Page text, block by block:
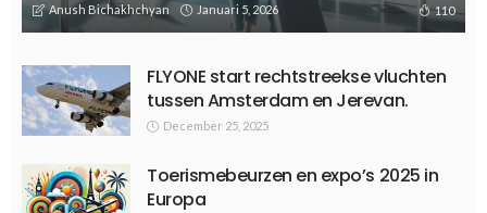
Anush Bichakhchyan Januari 5, 2026 110
FLYONE start rechtstreekse vluchten
tussen Amsterdam en Jerevan.
December 25, 2025
Toerismebeurzen en expo’s 2025 in
Europa